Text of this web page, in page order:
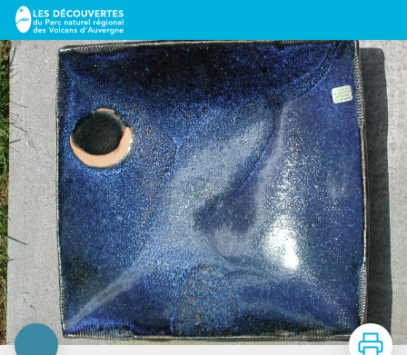
Atelier Fusion de Lave
Imprimer